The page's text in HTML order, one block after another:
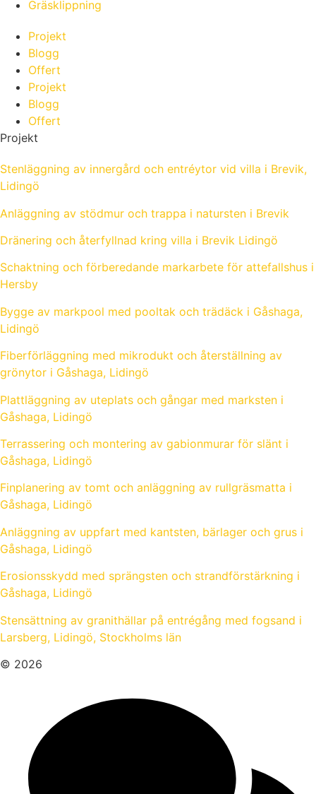
Gräsklippning
Projekt
Blogg
Offert
Projekt
Blogg
Offert
Projekt
Stenläggning av innergård och entréytor vid villa i Brevik,
Lidingö
Anläggning av stödmur och trappa i natursten i Brevik
Dränering och återfyllnad kring villa i Brevik Lidingö
Schaktning och förberedande markarbete för attefallshus i
Hersby
Bygge av markpool med pooltak och trädäck i Gåshaga,
Lidingö
Fiberförläggning med mikrodukt och återställning av
grönytor i Gåshaga, Lidingö
Plattläggning av uteplats och gångar med marksten i
Gåshaga, Lidingö
Terrassering och montering av gabionmurar för slänt i
Gåshaga, Lidingö
Finplanering av tomt och anläggning av rullgräsmatta i
Gåshaga, Lidingö
Anläggning av uppfart med kantsten, bärlager och grus i
Gåshaga, Lidingö
Erosionsskydd med sprängsten och strandförstärkning i
Gåshaga, Lidingö
Stensättning av granithällar på entrégång med fogsand i
Larsberg, Lidingö, Stockholms län
© 2026